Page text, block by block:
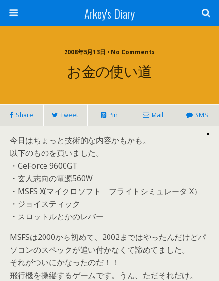
Arkey's Diary
2008年5月13日 • No Comments
お金の使い道
Share Tweet Pin Mail SMS
今日はちょっと技術的な内容かもかも。
以下のものを買いました。
・GeForce 9600GT
・玄人志向の電源560W
・MSFS X(マイクロソフト フライトシミュレータ X）
・ジョイスティック
・スロットルとかのレバー
MSFSは2000から初めて、2002まではやったんだけどパ
ソコンのスペックが追い付かなくて諦めてました。
それがついにかなったのだ！！
飛行機を操縦するゲームです。うん、ただそれだけ。